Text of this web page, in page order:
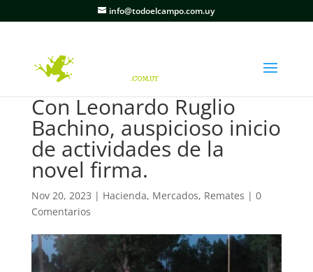
info@todoelcampo.com.uy
Con Leonardo Ruglio
Bachino, auspicioso inicio
de actividades de la
novel firma.
Nov 20, 2023 | Hacienda, Mercados, Remates | 0
Comentarios